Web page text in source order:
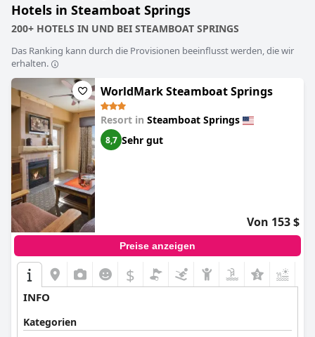
Hotels in Steamboat Springs
200+ HOTELS IN UND BEI STEAMBOAT SPRINGS
Das Ranking kann durch die Provisionen beeinflusst werden, die wir
erhalten.
WorldMark Steamboat Springs
Resort in Steamboat Springs
8,7 Sehr gut
Von 153 $
Preise anzeigen
$
INFO
Kategorien